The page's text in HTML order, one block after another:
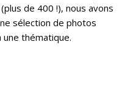
de 400 !), nous avons
sélection de photos
thématique.